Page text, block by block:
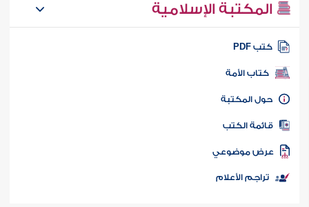
المكتبة الإسلامية
كتب PDF
كتاب الأمة
المكتبة
الكتب
موضوعي